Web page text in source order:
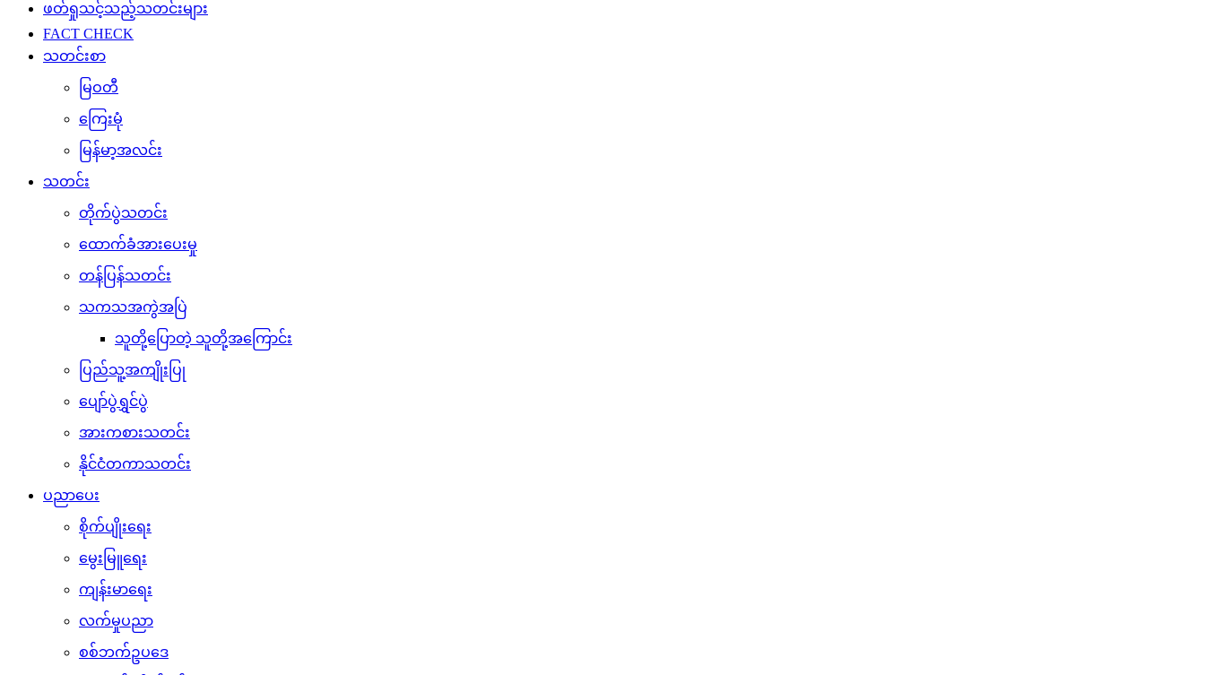
ဖတ်ရှုသင့်သည့်သတင်းများ
FACT CHECK
သတင်းစာ
မြဝတီ
ကြေးမုံ
မြန်မာ့အလင်း
သတင်း
တိုက်ပွဲသတင်း
ထောက်ခံအားပေးမှု
တန်ပြန်သတင်း
သကသအကွဲအပြဲ
သူတို့ပြောတဲ့ သူတို့အကြောင်း
ပြည်သူ့အကျိုးပြု
ပျော်ပွဲရွှင်ပွဲ
အားကစားသတင်း
နိုင်ငံတကာသတင်း
ပညာပေး
စိုက်ပျိုးရေး
မွေးမြူရေး
ကျန်းမာရေး
လက်မှုပညာ
စစ်ဘက်ဥပဒေ